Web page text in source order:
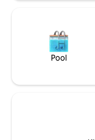
Pool